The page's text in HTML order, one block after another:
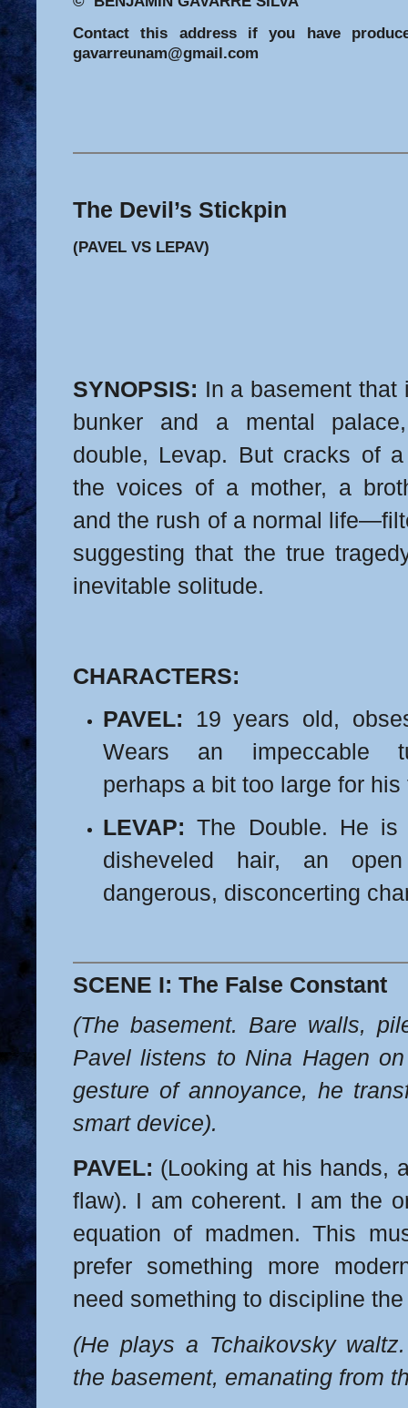
Contact this address if you have
gavarreunam@gmail.com
The Devil’s Stickpin
(PAVEL VS LEPAV)
SYNOPSIS: In a basement
bunker and a mental
double, Levap. But cracks of
the voices of a mother, a
and the rush of a normal
suggesting that the true
inevitable solitude.
CHARACTERS:
PAVEL: 19 years old,
Wears an impeccable
perhaps a bit too large for his
LEVAP: The Double. He
disheveled hair, an
dangerous, disconcerting
SCENE I: The False Constant
(The basement. Bare walls,
Pavel listens to Nina Hagen
gesture of annoyance, he
smart device).
PAVEL: (Looking at his hands,
flaw). I am coherent. I am the
equation of madmen. This
prefer something more
need something to discipline
(He plays a Tchaikovsky
the basement, emanating from